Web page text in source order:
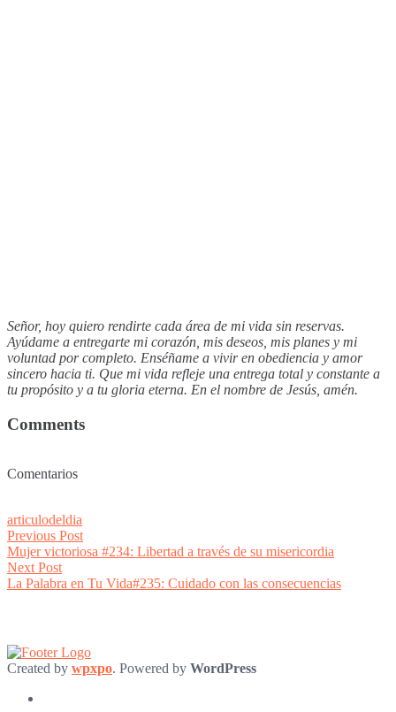
Señor, hoy quiero rendirte cada área de mi vida sin reservas.
Ayúdame a entregarte mi corazón, mis deseos, mis planes y mi
voluntad por completo. Enséñame a vivir en obediencia y amor
sincero hacia ti. Que mi vida refleje una entrega total y constante a
tu propósito y a tu gloria eterna. En el nombre de Jesús, amén.
Comments
Comentarios
articulodeldia
Post
navigation
Previous PostPrevious
post:
Mujer victoriosa #234: Libertad a través de su misericordia
Next PostNext
post:
La Palabra en Tu Vida#235: Cuidado con las consecuencias
Created by wpxpo. Powered by WordPress